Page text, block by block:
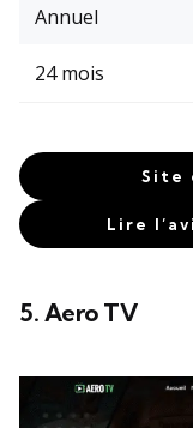
Annuel
24 mois
Site
Lire
5. Aero TV